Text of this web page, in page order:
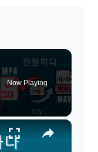
Now Playing
×